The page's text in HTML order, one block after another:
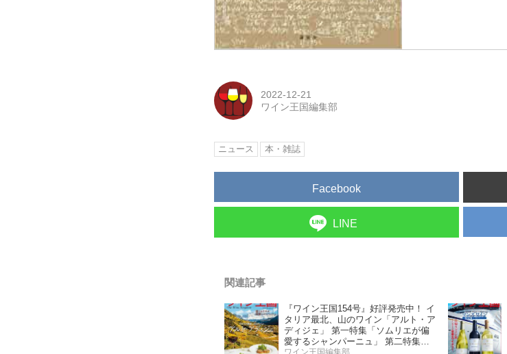
2022-12-21
ワイン王国編集部
ニュース 本・雑誌
Facebook
LINE
関連記事
『ワイン王国154号』好評発売中！ イ
タリア最北、山のワイン「アルト・ア
ディジェ」 第一特集「ソムリエが偏
愛するシャンパーニュ」 第二特集
ワイン王国編集部